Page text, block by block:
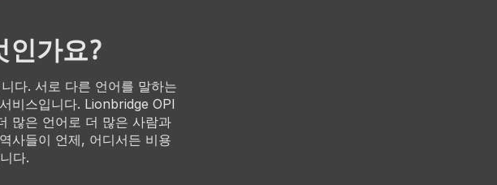
인가요?
다. 서로 다른 언어를 말하는
비스입니다. Lionbridge OPI
많은 언어로 더 많은 사람과
사들이 언제, 어디서든 비용
다.